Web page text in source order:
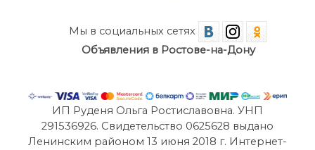
Мы в социальных сетях
Объявления в Ростове-на-Дону
ИП Руденя Ольга Ростиславовна. УНП
291536926. Свидетельство 0625628 выдано
Ленинским районом 13 июня 2018 г. Интернет-